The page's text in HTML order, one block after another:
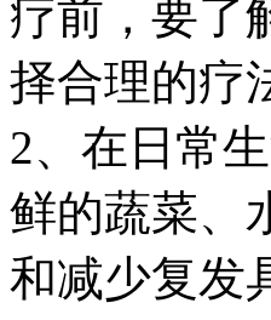
疗前，要了
择合理的疗
2、在日常
鲜的蔬菜、
和减少复发